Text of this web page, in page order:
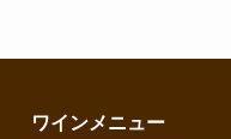
ワインメニュー